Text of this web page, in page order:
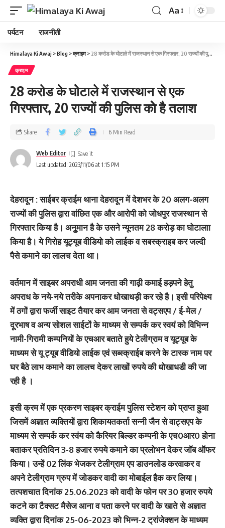
Aa
पर्यटन राजनीती
Himalaya Ki Awaj >Blog >क्राइम> 28 करोड के घोेटाले में राजस्‍थान से एक गिरफ्तार, 20 राज्‍यों की पुलिस काेे है तलाश
क्राइम
28 करोड के घोेटाले में राजस्‍थान से एक
गिरफ्तार, 20 राज्‍यों की पुलिस काेे है तलाश
Last updated: 2023/11/06 at 1:15 PM
Web Editor
Share 6 Min Read
देहरादून : साईबर क्राईम थाना देहरादून में देशभर के 20 अलग-अलग
राज्यों की पुलिस द्वारा वांछित एक और आरोपी को जोधपुर राजस्थान से
गिरफ्तार किया है। अनूुमान है के उसने न्यूनतम 28 करोड़ का घोटालाा
किया है। ये गिरोह यूट्यूब वीडियो को लाईक व सबस्क्राइब कर जल्दी
पैसे कमाने का लालच देता था।
वर्तमान में साइबर अपराधी आम जनता की गाढ़ी कमाई हड़पने हेतु
अपराध के नये-नये तरीके अपनाकर धोखाधड़ी कर रहे है। इसी परिपेक्ष्य
में ठगों द्वारा फर्जी साइट तैयार कर आम जनता से वट्सएप / ई-मेल /
दूरभाष व अन्य सोशल साईटों के माध्यम से सम्पर्क कर स्वयं को विभिन्न
नामी-गिरामी कम्पनियों के एचआर बताते हुये टेलीग्राम व यूट्यूब के
माध्यम से यू ट्यूब वीडियो लाईक एवं सब्स्क्राईब करने के टास्क नाम पर
घर बैठे लाभ कमाने का लालच देकर लाखों रुपये की धोखाधडी की जा
रही है ।
इसी क्रम में एक प्रकरण साइबर क्राईम पुलिस स्टेशन को प्राप्त हुआ
जिसमें अज्ञात व्यक्तियों द्वारा शिकायतकर्ता सन्नी जैन से वाट्सएप के
माध्यम से सम्पर्क कर स्वंय को कैरियर बिल्डर कम्पनी के एच0आर0 होना
बताकर प्रतिदिन 3-8 हजार रुपये कमाने का प्रलोभन देकर जॉब ऑफर
किया। उन्‍हें 02 लिंक भेजकर टेलीग्राम एप डाउनलोड करवाकर व
अपने टेलीग्राम ग्रुप में जोडकर वादी का मोबाईल हैक कर लिया।
तत्पशचात दिनांक 25.06.2023 को वादी के फोन पर 30 हजार रुपये
कटने का टैक्सट मैसेज आना व पता करने पर वादी के खाते से अज्ञात
व्यक्ति द्वारा दिनांक 25-06-2023 को भिन्न-2 ट्रांजेक्शन के माध्यम